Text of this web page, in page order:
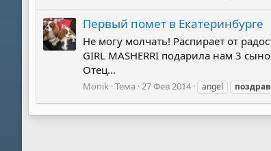
Первый помет в Екатеринбурге
Не могу молчать! Распирает от
GIRL MASHERRI подарила нам 3
Отец...
Monik Тема 27 Фев 2014 angel